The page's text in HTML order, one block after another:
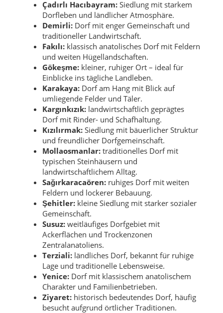
Çadırlı Hacıbayram: Siedlung mit starkem
Dorfleben und ländlicher Atmosphäre.
Demirli: Dorf mit enger Gemeinschaft und
traditioneller Landwirtschaft.
Fakılı: klassisch anatolisches Dorf mit Feldern
und weiten Hügellandschaften.
Gökeşme: kleiner, ruhiger Ort – ideal für
Einblicke ins tägliche Landleben.
Karakaya: Dorf am Hang mit Blick auf
umliegende Felder und Täler.
Kargınkızık: landwirtschaftlich geprägtes
Dorf mit Rinder- und Schafhaltung.
Kızılırmak: Siedlung mit bäuerlicher Struktur
und freundlicher Dorfgemeinschaft.
Mollaosmanlar: traditionelles Dorf mit
typischen Steinhäusern und
landwirtschaftlichem Alltag.
Sağırkaracaören: ruhiges Dorf mit weiten
Feldern und lockerer Bebauung.
Şehitler: kleine Siedlung mit starker sozialer
Gemeinschaft.
Susuz: weitläufiges Dorfgebiet mit
Ackerflächen und Trockenzonen
Zentralanatoliens.
Terziali: ländliches Dorf, bekannt für ruhige
Lage und traditionelle Lebensweise.
Yenice: Dorf mit klassischem anatolischem
Charakter und Familienbetrieben.
Ziyaret: historisch bedeutendes Dorf, häufig
besucht aufgrund örtlicher Traditionen.